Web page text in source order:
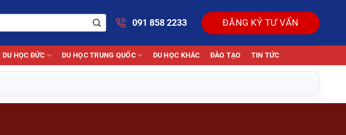
091 858 2233 ĐĂNG KÝ TƯ VẤN
DU HỌC ĐỨC DU HỌC TRUNG QUỐC DU HỌC KHÁC ĐÀO TẠO TIN TỨC